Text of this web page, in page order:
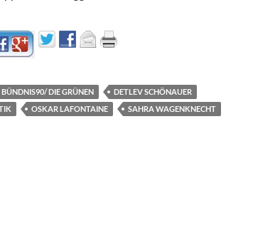
BÜNDNIS90/ DIE GRÜNEN
DETLEV SCHÖNAUER
OSKAR LAFONTAINE SAHRA WAGENKNECHT